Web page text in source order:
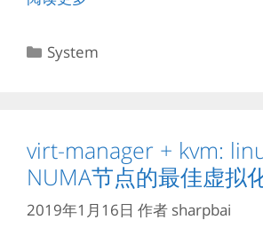
分
System
virt-manager + kvm:
NUMA节点的最佳虚拟
2019年1月16日 作者 sharpbai